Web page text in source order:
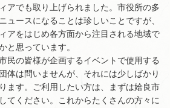
アでも取り上げられました。市役所の多
ュースになることは珍しいことですが、
アをはじめ各方面から注目される地域で
と思っています。
民の皆様が企画するイベントで使用する
体は問いませんが、それには少しばかり
ます。ご利用したい方は、まずは姶良市
てください。これからたくさんの方々に